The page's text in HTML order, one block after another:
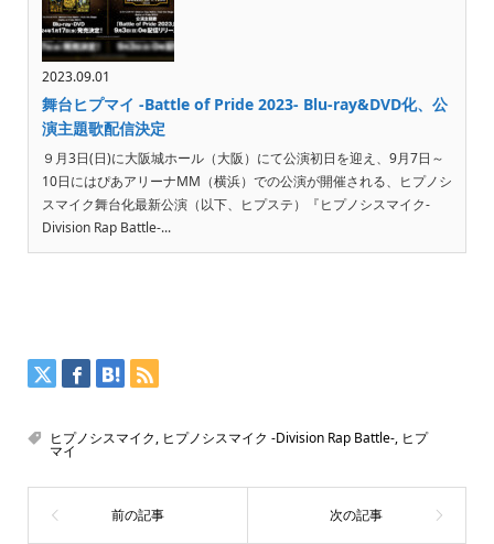
2023.09.01
舞台ヒプマイ -Battle of Pride 2023- Blu-ray&DVD化、公
演主題歌配信決定
９月3日(日)に大阪城ホール（大阪）にて公演初日を迎え、9月7日～
10日にはぴあアリーナMM（横浜）での公演が開催される、ヒプノシ
スマイク舞台化最新公演（以下、ヒプステ）『ヒプノシスマイク-
Division Rap Battle-...
ヒプノシスマイク, ヒプノシスマイク -Division Rap Battle-, ヒプ
マイ